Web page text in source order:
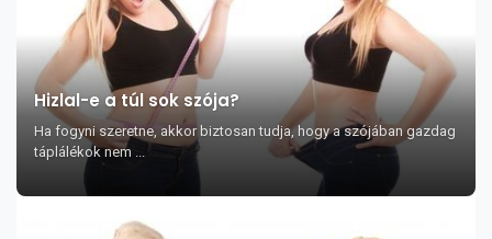
Hizlal-e a túl sok szója?
Ha fogyni szeretne, akkor biztosan tudja, hogy a szójában gazdag
táplálékok nem ...